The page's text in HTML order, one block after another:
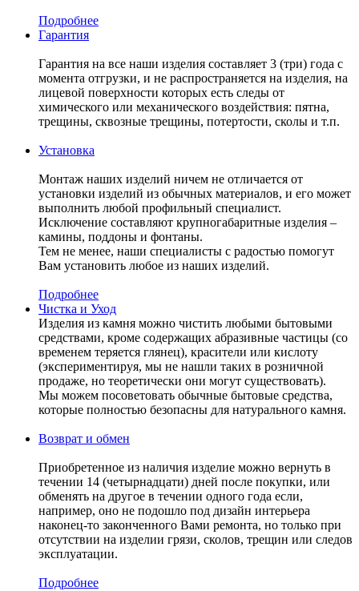
Подробнее
Гарантия
Гарантия на все наши изделия составляет 3 (три) года с
момента отгрузки, и не распространяется на изделия, на
лицевой поверхности которых есть следы от
химического или механического воздействия: пятна,
трещины, сквозные трещины, потертости, сколы и т.п.
Установка
Монтаж наших изделий ничем не отличается от
установки изделий из обычных материалов, и его может
выполнить любой профильный специалист.
Исключение составляют крупногабаритные изделия –
камины, поддоны и фонтаны.
Тем не менее, наши специалисты с радостью помогут
Вам установить любое из наших изделий.
Подробнее
Чистка и Уход
Изделия из камня можно чистить любыми бытовыми
средствами, кроме содержащих абразивные частицы (со
временем теряется глянец), красители или кислоту
(экспериментируя, мы не нашли таких в розничной
продаже, но теоретически они могут существовать).
Мы можем посоветовать обычные бытовые средства,
которые полностью безопасны для натурального камня.
Возврат и обмен
Приобретенное из наличия изделие можно вернуть в
течении 14 (четырнадцати) дней после покупки, или
обменять на другое в течении одного года если,
например, оно не подошло под дизайн интерьера
наконец-то законченного Вами ремонта, но только при
отсутствии на изделии грязи, сколов, трещин или следов
эксплуатации.
Подробнее